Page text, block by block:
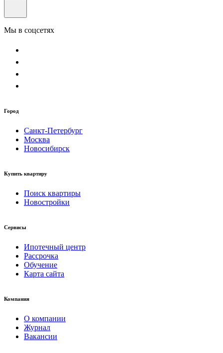
Мы в соцсетях
Город
Санкт-Петербург
Москва
Новосибирск
Купить квартиру
Поиск квартиры
Новостройки
Сервисы
Ипотечный центр
Рассрочка
Обучение
Карта сайта
Компания
О компании
Журнал
Вакансии